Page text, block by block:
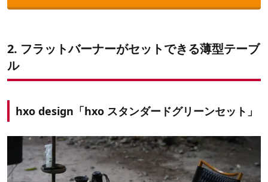
2. フラットバーナーがセットできる薄型テーブ
ル
hxo design 「hxo スタンダードグリーンセット」